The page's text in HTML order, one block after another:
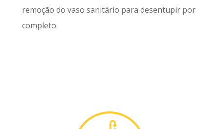
remoção do vaso sanitário para desentupir por
completo.